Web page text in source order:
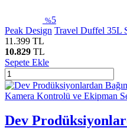
%5
Peak Design Travel Duffel 35L
11.399 TL
10.829 TL
Sepete Ekle
Dev